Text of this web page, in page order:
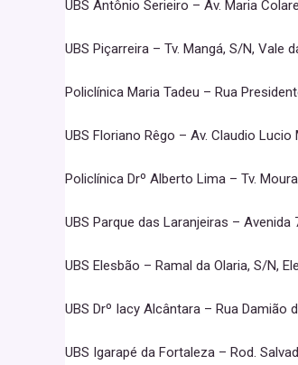
UBS Antônio Serieiro – Av. Maria
UBS Piçarreira – Tv. Mangá, S/N, Vale
Policlínica Maria Tadeu – Rua
UBS Floriano Rêgo – Av. Claudio
Policlínica Drº Alberto Lima – Tv.
UBS Parque das Laranjeiras –
UBS Elesbão – Ramal da Olaria, S/N,
UBS Drº Iacy Alcântara – Rua Damião
UBS Igarapé da Fortaleza – Rod.